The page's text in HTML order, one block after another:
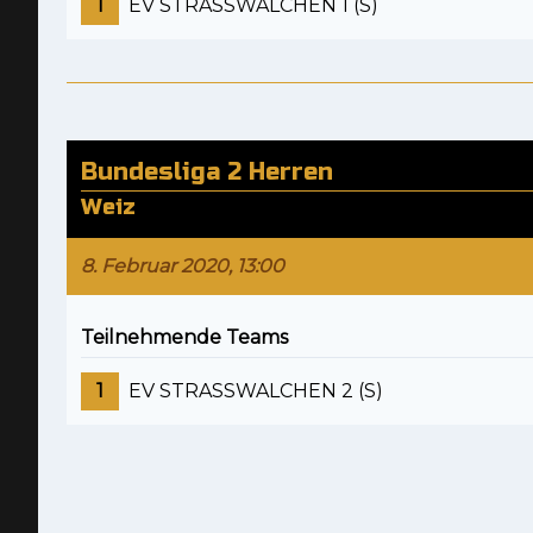
EV STRASSWALCHEN 1 (S)
Bundesliga 2 Herren
Weiz
8. Februar 2020, 13:00
Teilnehmende Teams
1 EV STRASSWALCHEN 2 (S)